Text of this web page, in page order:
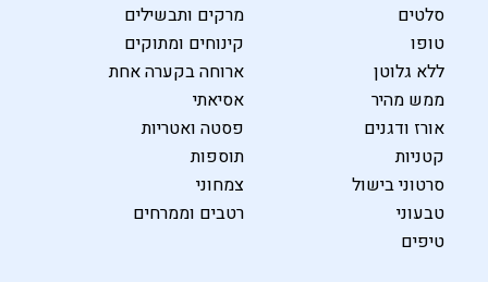
סלטים
מרקים ותבשילים
טופו
קינוחים ומתוקים
ללא גלוטן
ארוחה בקערה אחת
ממש מהיר
אסיאתי
אורז ודגנים
פסטה ואטריות
קטניות
תוספות
סרטוני בישול
צמחוני
טבעוני
רטבים וממרחים
טיפים